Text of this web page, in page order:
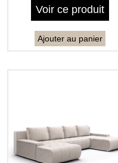
Voir ce produit
Ajouter au panier